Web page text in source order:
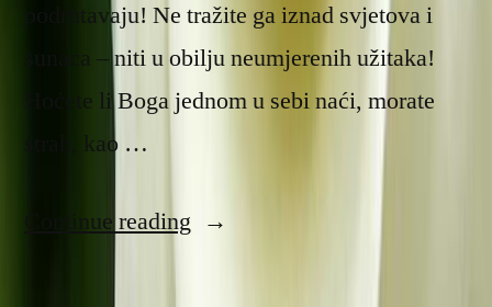
podrhtavaju! Ne tražite ga iznad svjetova i
sunaca – niti u obilju neumjerenih užitaka!
Hoćete li Boga jednom u sebi naći, morate
strah, kao …
Continue reading “Blizu”